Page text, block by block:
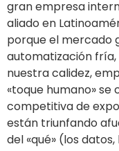
gran empresa
aliado en
porque el mercado
automatización fría,
nuestra calidez,
«toque humano»
competitiva de
están triunfando
del «qué» (los